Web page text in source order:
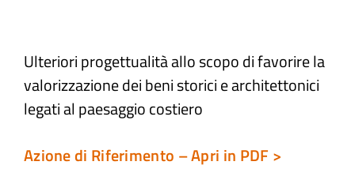
Ulteriori progettualità allo scopo di favorire la
valorizzazione dei beni storici e architettonici
legati al paesaggio costiero​
Azione di Riferimento – Apri in PDF >